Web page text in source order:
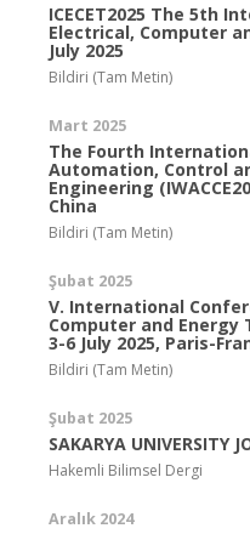
ICECET2025 The 5th
Electrical, Computer
July 2025
Bildiri (Tam Metin)
Mart 2025
The Fourth
Automation, Control
Engineering
China
Bildiri (Tam Metin)
Şubat 2025
V. International
Computer and Energy
3-6 July 2025, Paris-
Bildiri (Tam Metin)
Şubat 2025
SAKARYA UNIVERSITY
Hakemli Bilimsel Dergi
Aralık 2024